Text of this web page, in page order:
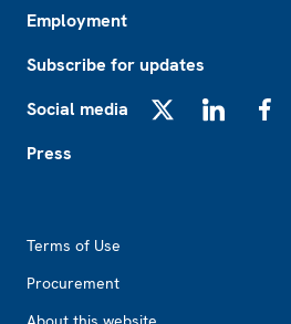
Employment
Subscribe for updates
Social media
Press
Terms of Use
Procurement